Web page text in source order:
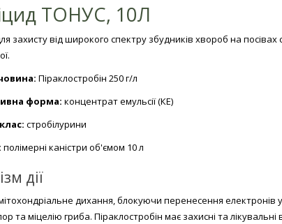
ТОНУС, 10Л
захисту від широкого спектру збудників хвороб на
Піраклостробін 250 г/л
форма: концентрат емульсії (КЕ)
стробілурини
полімерні каністри об'ємом 10 л
дії
дихання, блокуючи перенесення електронів
та міцелію гриба. Піраклостробін має захисні та